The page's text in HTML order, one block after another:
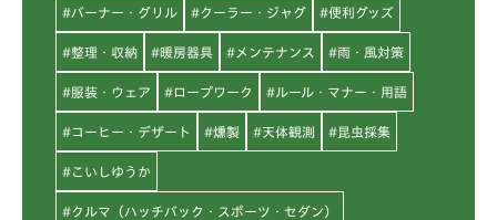
#バーナー・グリル #クーラー・ジャグ #便利グッズ
#整理・収納 #暖房器具 #メンテナンス #雨・風対策
#服装・ウェア #ロープワーク #ルール・マナー・用語
#コーヒー・デザート #燻製 #天体観測 #昆虫採集
#こいしゆうか
#クルマ（ハッチバック・スポーツ・セダン）